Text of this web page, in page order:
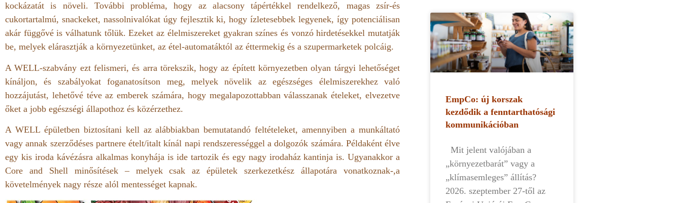
kockázatát is növeli. További probléma, hogy az alacsony tápértékkel rendelkező, magas zsír-és
cukortartalmú, snackeket, nassolnivalókat úgy fejlesztik ki, hogy ízletesebbek legyenek, így potenciálisan
akár függővé is válhatunk tőlük. Ezeket az élelmiszereket gyakran színes és vonzó hirdetésekkel mutatják
be, melyek elárasztják a környezetünket, az étel-automatáktól az éttermekig és a szupermarketek polcáig.
A WELL-szabvány ezt felismeri, és arra törekszik, hogy az épített környezetben olyan tárgyi lehetőséget
kínáljon, és szabályokat foganatosítson meg, melyek növelik az egészséges élelmiszerekhez való
hozzájutást, lehetővé téve az emberek számára, hogy megalapozottabban válasszanak ételeket, elvezetve
őket a jobb egészségi állapothoz és közérzethez.
A WELL épületben biztosítani kell az alábbiakban bemutatandó feltételeket, amennyiben a munkáltató
vagy annak szerződéses partnere ételt/italt kínál napi rendszerességgel a dolgozók számára. Példaként élve
egy kis iroda kávézásra alkalmas konyhája is ide tartozik és egy nagy irodaház kantinja is. Ugyanakkor a
Core and Shell minősítések – melyek csak az épületek szerkezetkész állapotára vonatkoznak-,a
követelmények nagy része alól mentességet kapnak.
EmpCo: új korszak
kezdődik a fenntarthatósági
kommunikációban
Mit jelent valójában a
„környezetbarát” vagy a
„klímasemleges” állítás?
2026. szeptember 27-től az